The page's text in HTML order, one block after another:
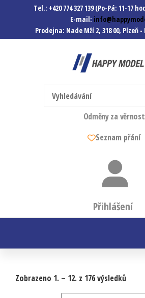
Tel.: +420 774 327 139 (Po-Pá: 11-17
E-mail:
Prodejna: Nade Mží 2, 318 00, Plzeň
Happymodel.cz
Modely
Odměny za věrnost
Seznam přání
Přihlášení
Zobrazeno 1. – 12. z 176 výsledků